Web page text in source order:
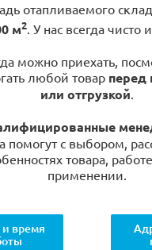
отапливаемого
м2. У нас всегда чисто
можно приехать,
любой товар перед
или отгрузкой.
помогут с выбором,
товара,
применении.
время